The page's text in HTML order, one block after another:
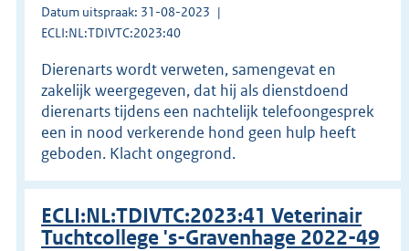
Datum uitspraak: 31-08-2023
ECLI:NL:TDIVTC:2023:40
Dierenarts wordt verweten, samengevat en
zakelijk weergegeven, dat hij als dienstdoend
dierenarts tijdens een nachtelijk telefoongesprek
een in nood verkerende hond geen hulp heeft
geboden. Klacht ongegrond.
ECLI:NL:TDIVTC:2023:41 Veterinair
Tuchtcollege 's-Gravenhage 2022-49